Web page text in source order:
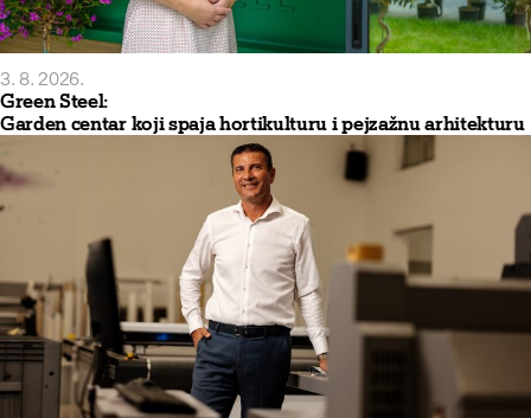
3. 8. 2026.
Green Steel:
Garden centar koji spaja hortikulturu i pejzažnu arhitekturu